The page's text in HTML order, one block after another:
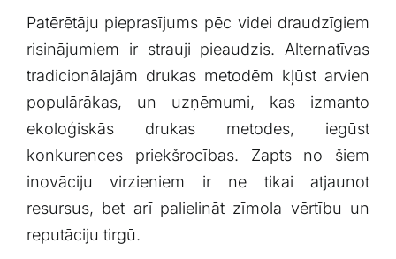
Patērētāju pieprasījums pēc videi draudzīgiem
risinājumiem ir strauji pieaudzis. Alternatīvas
tradicionālajām drukas metodēm kļūst arvien‍
populārākas, un uzņēmumi, kas izmanto
‍ekoloģiskās drukas metodes, iegūst
konkurences ⁢priekšrocības. ‌Zapts no šiem
⁣inovāciju virzieniem ir ne tikai atjaunot
resursus, bet arī⁢ palielināt ​zīmola vērtību un
reputāciju tirgū.